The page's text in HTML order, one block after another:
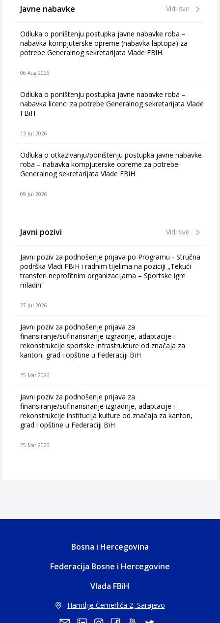
Javne nabavke Vidi sve
Odluka o poništenju postupka javne nabavke roba –
nabavka kompjuterske opreme (nabavka laptopa) za
potrebe Generalnog sekretarijata Vlade FBiH
06 Aug 2026
Odluka o poništenju postupka javne nabavke roba –
nabavka licenci za potrebe Generalnog sekretarijata Vlade
FBiH
13 Jul 2026
Odluka o otkazivanju/poništenju postupka javne nabavke
roba – nabavka kompjuterske opreme za potrebe
Generalnog sekretarijata Vlade FBiH
09 Jul 2026
Javni pozivi Vidi sve
Javni poziv za podnošenje prijava po Programu - Stručna
podrška Vladi FBiH i radnim tijelima na poziciji „Tekući
transferi neprofitnim organizacijama – Sportske igre
mladih“
27 Jul 2026
Javni poziv za podnošenje prijava za
finansiranje/sufinansiranje izgradnje, adaptacije i
rekonstrukcije sportske infrastrukture od značaja za
kanton, grad i opštine u Federaciji BiH
25 Mar 2026
Javni poziv za podnošenje prijava za
finansiranje/sufinansiranje izgradnje, adaptacije i
rekonstrukcije institucija kulture od značaja za kanton,
grad i opštine u Federaciji BiH
25 Mar 2026
Bosna i Hercegovina
Federacija Bosne i Hercegovine
Vlada FBiH
Hamdije Čemerlića 2, Sarajevo